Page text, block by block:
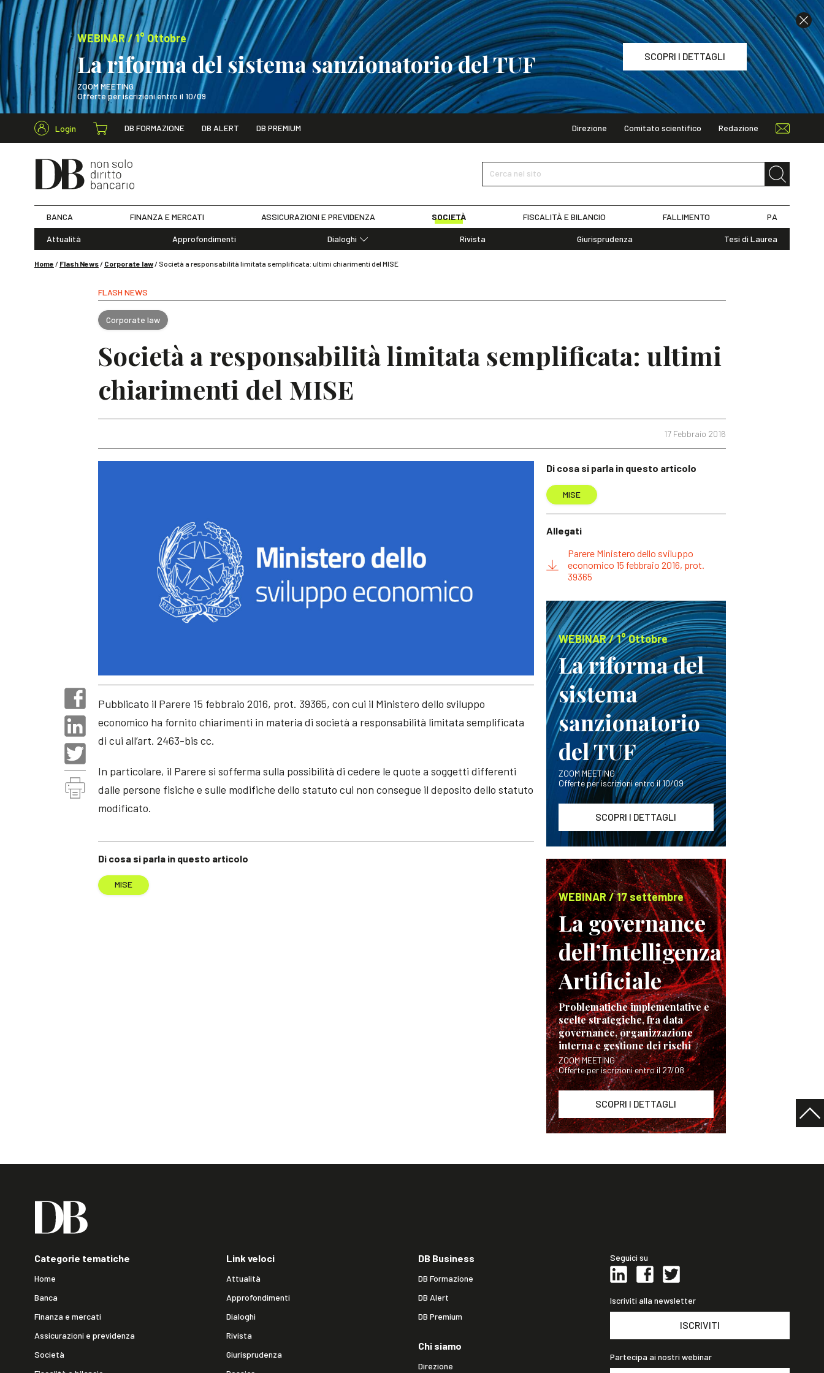
WEBINAR / 1° Ottobre
La riforma del sistema sanzionatorio del TUF
ZOOM MEETING
Offerte per iscrizioni entro il 10/09
SCOPRI I DETTAGLI
WEBINAR / 1° Ottobre
Login DB FORMAZIONE DB ALERT DB PREMIUM Direzione Comitato scientifico Redazione
Cerca nel sito
BANCA FINANZA E MERCATI ASSICURAZIONI E PREVIDENZA SOCIETÀ FISCALITÀ E BILANCIO FALLIMENTO PA
Attualità Approfondimenti
Dialoghi
Rivista Giurisprudenza Tesi di Laurea
Home / Flash News/ Corporate law/ Società a responsabilità limitata semplificata: ultimi chiarimenti del MISE
FLASH NEWS
Corporate law
Società a responsabilità limitata semplificata: ultimi
chiarimenti del MISE
17 Febbraio 2016
Di cosa si parla in questo articolo
MISE
Pubblicato il Parere 15 febbraio 2016, prot. 39365, con cui il Ministero dello sviluppo
economico ha fornito chiarimenti in materia di società a responsabilità limitata semplificata
di cui all’art. 2463-bis cc.
In particolare, il Parere si sofferma sulla possibilità di cedere le quote a soggetti differenti
dalle persone fisiche e sulle modifiche dello statuto cui non consegue il deposito dello statuto
modificato.
Di cosa si parla in questo articolo
MISE
Allegati
Parere Ministero dello sviluppo
economico 15 febbraio 2016, prot.
39365
WEBINAR / 1° Ottobre
La riforma del
sistema
sanzionatorio
del TUF
ZOOM MEETING
Offerte per iscrizioni entro il 10/09
SCOPRI I DETTAGLI
WEBINAR / 17 settembre
La governance
dell’Intelligenza
Artificiale
Problematiche implementative e
scelte strategiche, fra data
governance, organizzazione
interna e gestione dei rischi
ZOOM MEETING
Offerte per iscrizioni entro il 27/08
SCOPRI I DETTAGLI
Categorie tematiche
Home
Banca
Finanza e mercati
Assicurazioni e previdenza
Società
Link veloci
Attualità
Approfondimenti
Dialoghi
Rivista
Giurisprudenza
DB Business
DB Formazione
DB Alert
DB Premium
Chi siamo
Direzione
Seguici su
Iscriviti alla newsletter
ISCRIVITI
Partecipa ai nostri webinar